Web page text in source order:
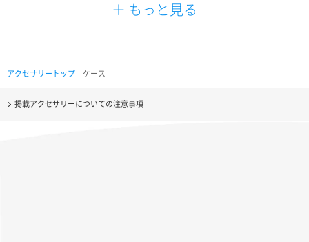
＋ もっと見る
アクセサリートップ ｜ケース
掲載アクセサリーについての注意事項